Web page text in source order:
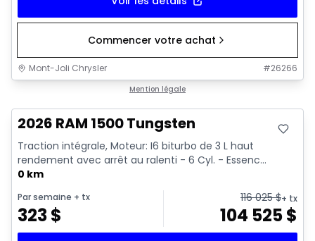
Commencer votre achat
Mont-Joli Chrysler #26266
Mention légale
2026 RAM 1500 Tungsten
Traction intégrale, Moteur: I6 biturbo de 3 L haut
rendement avec arrêt au ralenti - 6 Cyl. - Essenc...
0 km
Par semaine + tx
323$
116 025$+ tx
104 525$